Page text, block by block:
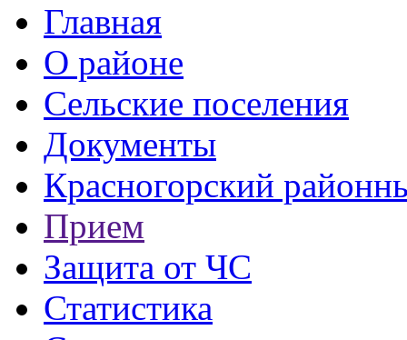
Главная
О районе
Сельские поселения
Документы
Красногорский
Прием
Защита от ЧС
Статистика